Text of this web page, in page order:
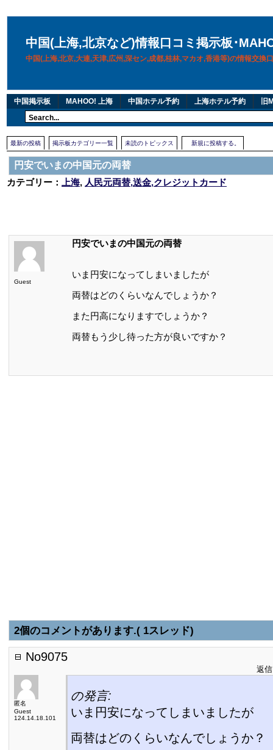
中国(上海,北京など)情報口コミ掲示板･
中国(上海,北京,大連,天津,広州,深セン,成都,桂林,マカオ,香港等)の情報交換
中国掲示板 MAHOO! 上海 中国ホテル予約 上海ホテル予約 旧
最新の投稿 掲示板カテゴリー一覧 未読のトピックス 新規に投稿する。
円安でいまの中国元の両替
カテゴリー：
上海, 人民元両替,送金,クレジットカード
Guest
円安でいまの中国元の両替
いま円安になってしまいましたが
両替はどのくらいなんでしょうか？
また円高になりますでしょうか？
両替もう少し待った方が良いですか？
2個のコメントがあります.( 1スレッド)
No9075
返
匿名
Guest
124.14.18.101
の発言:
いま円安になってしまいましたが
両替はどのくらいなんでしょうか？